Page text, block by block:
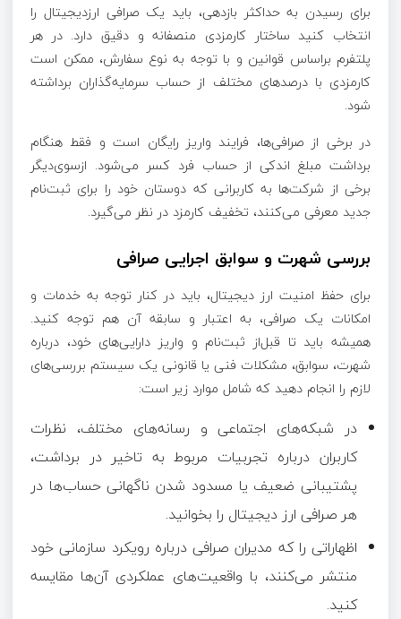
برای رسیدن به حداکثر بازدهی، باید یک صرافی ارزدیجیتال را
انتخاب کنید ساختار کارمزدی منصفانه و دقیق دارد. در هر
پلتفرم براساس قوانین و با توجه به نوع سفارش، ممکن است
کارمزدی با درصدهای مختلف از حساب سرمایه‌گذاران برداشته
شود.
در برخی از صرافی‌ها، فرایند واریز رایگان است و فقط هنگام
برداشت مبلغ اندکی از حساب فرد کسر می‌شود. ازسوی‌دیگر
برخی از شرکت‌ها به کاربرانی که دوستان خود را برای ثبت‌نام
جدید معرفی می‌کنند، تخفیف کارمزد در نظر می‌گیرد.
بررسی شهرت و سوابق اجرایی صرافی
برای حفظ امنیت ارز دیجیتال، باید در کنار توجه به خدمات و
امکانات یک صرافی، به اعتبار و سابقه آن هم توجه کنید.
همیشه باید تا قبل‌از ثبت‌نام و واریز دارایی‌های خود، درباره
شهرت، سوابق، مشکلات فنی یا قانونی یک سیستم بررسی‌های
لازم را انجام دهید که شامل موارد زیر است:
در شبکه‌های اجتماعی و رسانه‌های مختلف، نظرات
کاربران درباره تجربیات مربوط به تاخیر در برداشت،
پشتیبانی ضعیف یا مسدود شدن ناگهانی حساب‌ها در
هر صرافی ارز دیجیتال را بخوانید.
اظهاراتی را که مدیران صرافی درباره رویکرد سازمانی خود
منتشر می‌کنند، با واقعیت‌های عملکردی آن‌ها مقایسه
کنید.